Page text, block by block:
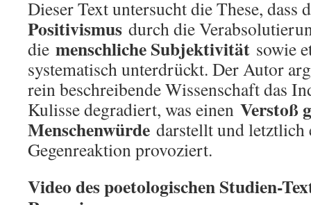
Dieser Text untersucht die These, dass
Positivismus durch die
die menschliche Subjektivität sowie
systematisch unterdrückt. Der Autor
rein beschreibende Wissenschaft das
Kulisse degradiert, was einen Verstoß
Menschenwürde darstellt und letztlich
Gegenreaktion provoziert.
Video des poetologischen Studien-